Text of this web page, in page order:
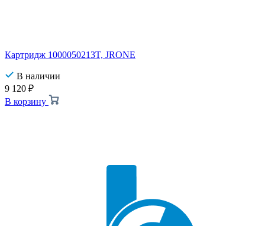
Картридж 1000050213T, JRONE
В наличии
9 120 ₽
В корзину